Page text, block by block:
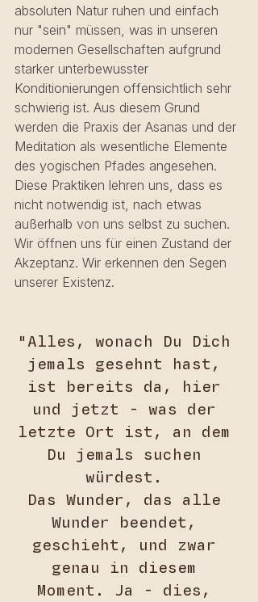
absoluten Natur ruhen und einfach
nur "sein" müssen, was in unseren
modernen Gesellschaften aufgrund
starker unterbewusster
Konditionierungen offensichtlich sehr
schwierig ist. Aus diesem Grund
werden die Praxis der Asanas und der
Meditation als wesentliche Elemente
des yogischen Pfades angesehen.
Diese Praktiken lehren uns, dass es
nicht notwendig ist, nach etwas
außerhalb von uns selbst zu suchen.
Wir öffnen uns für einen Zustand der
Akzeptanz. Wir erkennen den Segen
unserer Existenz.
"Alles, wonach Du Dich
jemals gesehnt hast,
ist bereits da, hier
und jetzt - was der
letzte Ort ist, an dem
Du jemals suchen
würdest.
Das Wunder, das alle
Wunder beendet,
geschieht, und zwar
genau in diesem
Moment. Ja - dies,